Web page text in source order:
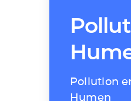
Pollution
Humen